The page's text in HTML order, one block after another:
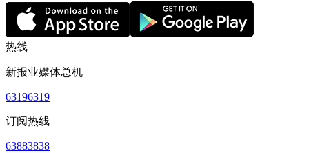
热线
新报业媒体总机
63196319
订阅热线
63883838